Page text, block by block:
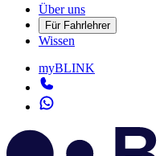
Über uns
Für Fahrlehrer
Wissen
myBLINK